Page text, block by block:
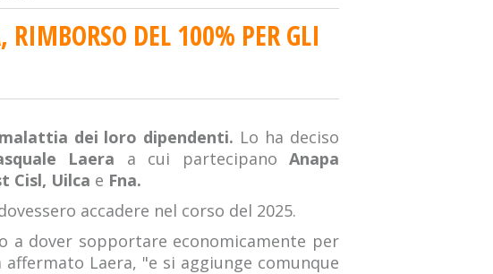
DEL 100% PER GLI
dei loro dipendenti. Lo ha deciso
Laera a cui partecipano Anapa
Cisl, Uilca e Fna.
accadere nel corso del 2025.
dover sopportare economicamente per
Laera, "e si aggiunge comunque